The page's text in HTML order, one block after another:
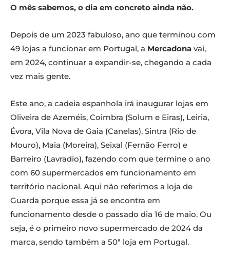
O mês sabemos, o dia em concreto ainda não.
Depois de um 2023 fabuloso, ano que terminou com
49 lojas a funcionar em Portugal, a Mercadona vai,
em 2024, continuar a expandir-se, chegando a cada
vez mais gente.
Este ano, a cadeia espanhola irá inaugurar lojas em
Oliveira de Azeméis, Coimbra (Solum e Eiras), Leiria,
Évora, Vila Nova de Gaia (Canelas), Sintra (Rio de
Mouro), Maia (Moreira), Seixal (Fernão Ferro) e
Barreiro (Lavradio), fazendo com que termine o ano
com 60 supermercados em funcionamento em
território nacional. Aqui não referimos a loja de
Guarda porque essa já se encontra em
funcionamento desde o passado dia 16 de maio. Ou
seja, é o primeiro novo supermercado de 2024 da
marca, sendo também a 50ª loja em Portugal.